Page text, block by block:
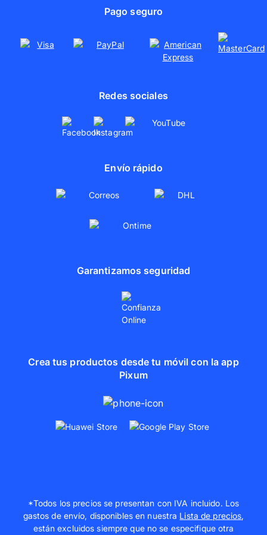
Pósters personalizados
Uso responsable de materiales
Pago seguro
Redes sociales
Envío rápido
Garantizamos seguridad
Crea tus productos desde tu móvil con la app
Pixum
*Todos los precios se presentan con IVA incluido. Los
gastos de envío, disponibles en nuestra Lista de precios,
están excluidos siempre que no se especifique otra